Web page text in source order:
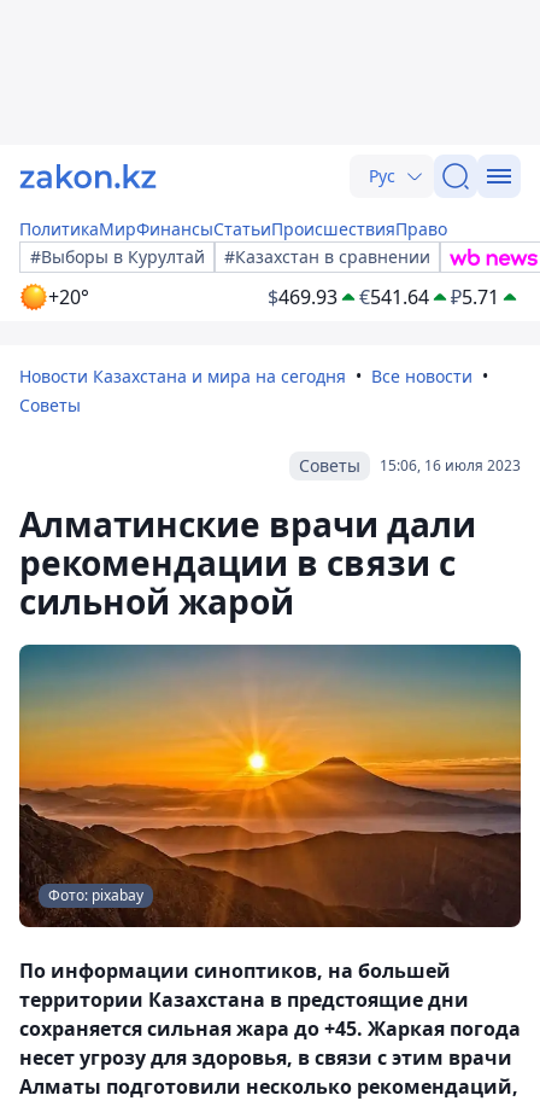
Рус
ПолитикаМирФинансыСтатьиПроисшествияПраво
#Выборы в Курултай
#Казахстан в сравнении
+20° $469.93 €541.64 ₽5.71
Новости Казахстана и мира на сегодня
Все новости
Советы
15:06, 16 июля 2023
Советы
Алматинские врачи дали
рекомендации в связи с
сильной жарой
Фото: pixabay
По информации синоптиков, на большей
территории Казахстана в предстоящие дни
сохраняется сильная жара до +45. Жаркая погода
несет угрозу для здоровья, в связи с этим врачи
Алматы подготовили несколько рекомендаций,